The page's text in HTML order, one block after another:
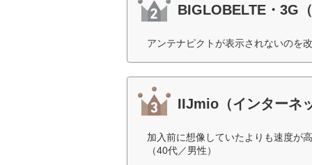
BIGLOBELTE・3G
アンテナピクトが表示されないのを
IIJmio（インターネ
加入前に想像していたよりも速度が
（40代／男性）